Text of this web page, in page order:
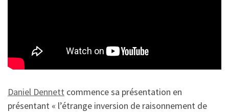
Daniel Dennett commence sa présentation en
présentant « l’étrange inversion de raisonnement de